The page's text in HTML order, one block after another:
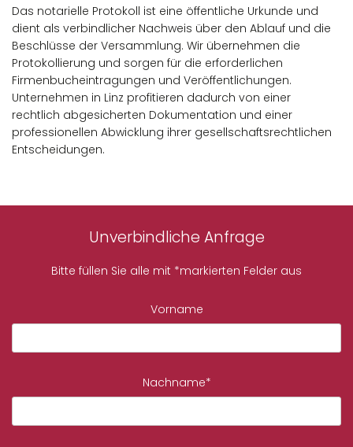
Das notarielle Protokoll ist eine öffentliche Urkunde und
dient als verbindlicher Nachweis über den Ablauf und die
Beschlüsse der Versammlung. Wir übernehmen die
Protokollierung und sorgen für die erforderlichen
Firmenbucheintragungen und Veröffentlichungen.
Unternehmen in Linz profitieren dadurch von einer
rechtlich abgesicherten Dokumentation und einer
professionellen Abwicklung ihrer gesellschaftsrechtlichen
Entscheidungen.
Unverbindliche Anfrage
Bitte füllen Sie alle mit *markierten Felder aus
Vorname
Nachname*